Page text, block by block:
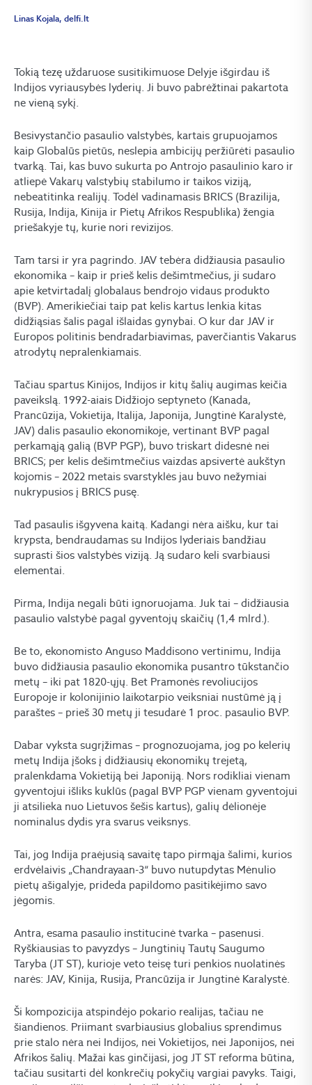
Linas Kojala, delfi.lt
Tokią tezę uždaruose susitikimuose Delyje išgirdau iš
Indijos vyriausybės lyderių. Ji buvo pabrėžtinai pakartota
ne vieną sykį.
Besivystančio pasaulio valstybės, kartais grupuojamos
kaip Globalūs pietūs, neslepia ambicijų peržiūrėti pasaulio
tvarką. Tai, kas buvo sukurta po Antrojo pasaulinio karo ir
atliepė Vakarų valstybių stabilumo ir taikos viziją,
nebeatitinka realijų. Todėl vadinamasis BRICS (Brazilija,
Rusija, Indija, Kinija ir Pietų Afrikos Respublika) žengia
priešakyje tų, kurie nori revizijos.
Tam tarsi ir yra pagrindo. JAV tebėra didžiausia pasaulio
ekonomika – kaip ir prieš kelis dešimtmečius, ji sudaro
apie ketvirtadalį globalaus bendrojo vidaus produkto
(BVP). Amerikiečiai taip pat kelis kartus lenkia kitas
didžiąsias šalis pagal išlaidas gynybai. O kur dar JAV ir
Europos politinis bendradarbiavimas, paverčiantis Vakarus
atrodytų nepralenkiamais.
Tačiau spartus Kinijos, Indijos ir kitų šalių augimas keičia
paveikslą. 1992-aiais Didžiojo septyneto (Kanada,
Prancūzija, Vokietija, Italija, Japonija, Jungtinė Karalystė,
JAV) dalis pasaulio ekonomikoje, vertinant BVP pagal
perkamąją galią (BVP PGP), buvo triskart didesnė nei
BRICS; per kelis dešimtmečius vaizdas apsivertė aukštyn
kojomis – 2022 metais svarstyklės jau buvo nežymiai
nukrypusios į BRICS pusę.
Tad pasaulis išgyvena kaitą. Kadangi nėra aišku, kur tai
krypsta, bendraudamas su Indijos lyderiais bandžiau
suprasti šios valstybės viziją. Ją sudaro keli svarbiausi
elementai.
Pirma, Indija negali būti ignoruojama. Juk tai – didžiausia
pasaulio valstybė pagal gyventojų skaičių (1,4 mlrd.).
Be to, ekonomisto Anguso Maddisono vertinimu, Indija
buvo didžiausia pasaulio ekonomika pusantro tūkstančio
metų – iki pat 1820-ųjų. Bet Pramonės revoliucijos
Europoje ir kolonijinio laikotarpio veiksniai nustūmė ją į
paraštes – prieš 30 metų ji tesudarė 1 proc. pasaulio BVP.
Dabar vyksta sugrįžimas – prognozuojama, jog po kelerių
metų Indija įšoks į didžiausių ekonomikų trejetą,
pralenkdama Vokietiją bei Japoniją. Nors rodikliai vienam
gyventojui išliks kuklūs (pagal BVP PGP vienam gyventojui
ji atsilieka nuo Lietuvos šešis kartus), galių dėlionėje
nominalus dydis yra svarus veiksnys.
Tai, jog Indija praėjusią savaitę tapo pirmąja šalimi, kurios
erdvėlaivis „Chandrayaan-3“ buvo nutupdytas Mėnulio
pietų ašigalyje, prideda papildomo pasitikėjimo savo
jėgomis.
Antra, esama pasaulio institucinė tvarka – pasenusi.
Ryškiausias to pavyzdys – Jungtinių Tautų Saugumo
Taryba (JT ST), kurioje veto teisę turi penkios nuolatinės
narės: JAV, Kinija, Rusija, Prancūzija ir Jungtinė Karalystė.
Ši kompozicija atspindėjo pokario realijas, tačiau ne
šiandienos. Priimant svarbiausius globalius sprendimus
prie stalo nėra nei Indijos, nei Vokietijos, nei Japonijos, nei
Afrikos šalių. Mažai kas ginčijasi, jog JT ST reforma būtina,
tačiau susitarti dėl konkrečių pokyčių vargiai pavyks. Taigi,